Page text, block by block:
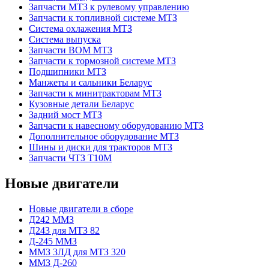
Запчасти МТЗ к рулевому управлению
Запчасти к топливной системе МТЗ
Система охлажения МТЗ
Система выпуска
Запчасти ВОМ МТЗ
Запчасти к тормозной системе МТЗ
Подшипники МТЗ
Манжеты и сальники Беларус
Запчасти к минитракторам МТЗ
Кузовные детали Беларус
Задний мост МТЗ
Запчасти к навесному оборудованию МТЗ
Дополнительное оборудование МТЗ
Шины и диски для тракторов МТЗ
Запчасти ЧТЗ Т10М
Новые двигатели
Новые двигатели в сборе
Д242 ММЗ
Д243 для МТЗ 82
Д-245 ММЗ
ММЗ 3ЛД для МТЗ 320
ММЗ Д-260